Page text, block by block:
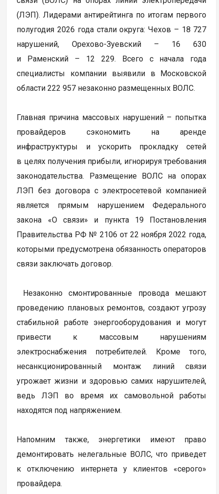
(ЛЭП). Лидерами антирейтинга по итогам первого
полугодия 2026 года стали округа: Чехов – 18 727
нарушений, Орехово-Зуевский – 16 630
и Раменский – 12 229. Всего с начала года
специалисты компании выявили в Московской
области 222 957 незаконно размещенных ВОЛС.
Главная причина массовых нарушений – попытка
провайдеров сэкономить на аренде
инфраструктуры и ускорить прокладку сетей
в целях получения прибыли, игнорируя требования
законодательства. Размещение ВОЛС на опорах
ЛЭП без договора с электросетевой компанией
является прямым нарушением Федерального
закона «О связи» и пункта 19 Постановления
Правительства РФ № 2106 от 22 ноября 2022 года,
которыми предусмотрена обязанность операторов
связи заключать договор.
Незаконно смонтированные провода мешают
проведению плановых ремонтов, создают угрозу
стабильной работе энергооборудования и могут
привести к массовым нарушениям
электроснабжения потребителей. Кроме того,
несанкционированный монтаж линий связи
угрожает жизни и здоровью самих нарушителей,
ведь ЛЭП во время их самовольной работы
находятся под напряжением.
Напомним также, энергетики имеют право
демонтировать нелегальные ВОЛС, что приведет
к отключению интернета у клиентов «серого»
провайдера.